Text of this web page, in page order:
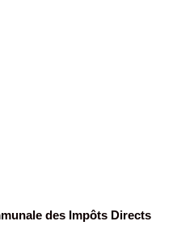
des Impôts Directs